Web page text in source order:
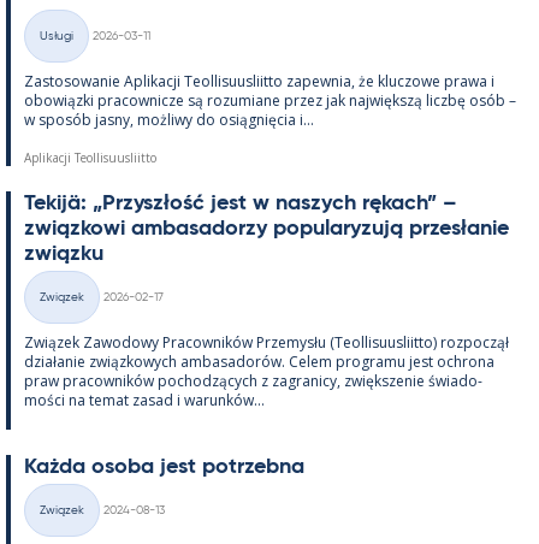
Kategorie
Usługi
2026-03-11
Zas­to­sowa­nie Apli­kacji Teol­li­suus­liitto za­pew­nia, że kluczowe prawa i
obowiązki pracow­nicze są rozu­miane przez jak największą liczbę osób –
w sposób jasny, moż­liwy do osiąg­nięcia i...
Aplikacji Teollisuusliitto
Te­kijä: „Przyszłość jest w naszych rę­kach” –
związ­kowi am­ba­sa­dorzy po­pu­la­ryzują przesła­nie
związku
Kategorie
Związek
2026-02-17
Związek Zawo­dowy Pracow­ników Prze­mysłu (Teol­li­suus­liitto) roz­począł
działa­nie związ­kowych am­ba­sa­dorów. Ce­lem pro­gramu jest ochrona
praw pracow­ników poc­hodzących z za­gra­nicy, zwiększe­nie świa­do­
mości na te­mat za­sad i wa­runków...
Każda osoba jest potrzebna
Kategorie
Związek
2024-08-13